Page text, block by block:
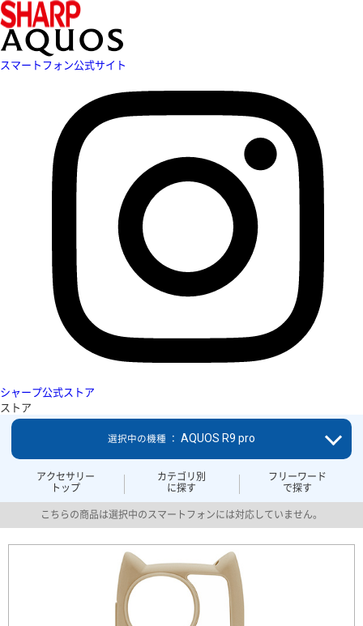
スマートフォン公式サイト
シャープ公式ストア
ストア
アクセサリー
トップ
カテゴリ別
に探す
フリーワード
で探す
選択中の機種 ： AQUOS R9 pro
こちらの商品は選択中のスマートフォンには対応していません。